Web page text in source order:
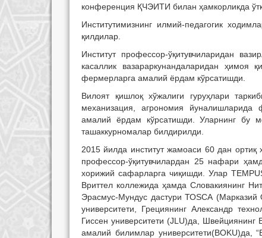
конференция ҚЧЭИТИ билан ҳамкорликда
Институтимизнинг илмий-педагогик
қилдилар.
Институт профессор-ўқитувчиларидан
касаллик вазараркунандаларидан
фермерларга амалий ёрдам кўрсатишди.
Вилоят қишлоқ хўжалиги гуруҳлари
механизация, агрономия
амалий ёрдам кўрсатишди. Уларнинг бу
ташаккурномалар билдирилди.
2015 йилда институт жамоаси 60 дан ортиқ
профессор-ўқитувчилардан 25 нафари
хорижий сафарларга чиқишди. Улар
Вриттел коллежида ҳамда Словакиянинг
Эрасмус-Мундус дастури ТОSСА (Марказий
университети, Грециянинг Александр
Гиссен университети (JLU)да, Швейциянинг
амалий билимлар университети(BOKU)да,